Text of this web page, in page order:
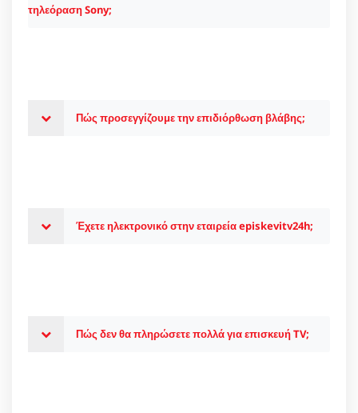
τηλεόραση Sony;
Πώς προσεγγίζουμε την επιδιόρθωση βλάβης;
Έχετε ηλεκτρονικό στην εταιρεία episkevitv24h;
Πώς δεν θα πληρώσετε πολλά για επισκευή TV;